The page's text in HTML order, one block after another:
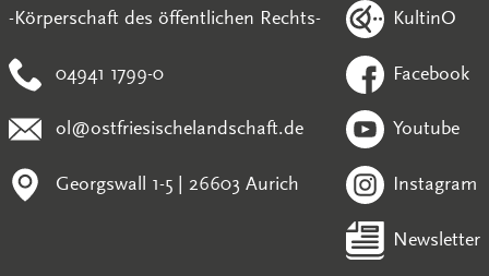
-Körperschaft des öffentlichen Rechts-
04941 1799-0
ol@ostfriesischelandschaft.de
Georgswall 1-5 | 26603 Aurich
KultinO
Facebook
Youtube
Instagram
Newsletter